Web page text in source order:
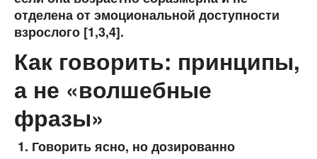
отделена от эмоциональной доступности
взрослого [1,3,4].
Как говорить: принципы,
а не «волшебные
фразы»
Говорить ясно, но дозированно